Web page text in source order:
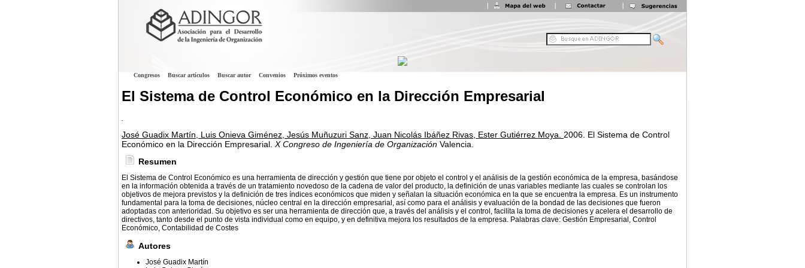
Congresos Buscar artículos Buscar autor Convenios Próximos eventos
El Sistema de Control Económico en la Dirección Empresarial
.
José Guadix Martín, Luis Onieva Giménez, Jesús Muñuzuri Sanz, Juan Nicolás Ibáñez Rivas, Ester Gutiérrez Moya. 2006. El Sistema de Control
Económico en la Dirección Empresarial. X Congreso de Ingeniería de Organización Valencia.
Resumen
El Sistema de Control Económico es una herramienta de dirección y gestión que tiene por objeto el control y el análisis de la gestión económica de la empresa, basándose
en la información obtenida a través de un tratamiento novedoso de la cadena de valor del producto, la definición de unas variables mediante las cuales se controlan los
objetivos de mejora previstos y la definición de tres índices económicos que miden y señalan la situación económica en la que se encuentra la empresa. Es un instrumento
fundamental para la toma de decisiones, núcleo central en la dirección empresarial, así como para el análisis y evaluación de la bondad de las decisiones que fueron
adoptadas con anterioridad. Su objetivo es ser una herramienta de dirección que, a través del análisis y el control, facilita la toma de decisiones y acelera el desarrollo de
directivos, tanto desde el punto de vista individual como en equipo, y en definitiva mejora los resultados de la empresa. Palabras clave: Gestión Empresarial, Control
Económico, Contabilidad de Costes
Autores
José Guadix Martín